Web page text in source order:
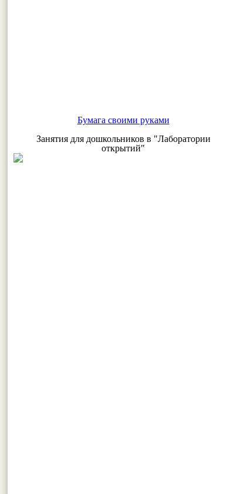
Бумага своими руками
Занятия для дошкольников в "Лаборатории
открытий"